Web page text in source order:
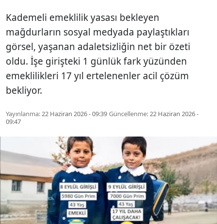
Kademeli emeklilik yasası bekleyen
mağdurların sosyal medyada paylaştıkları
görsel, yaşanan adaletsizliğin net bir özeti
oldu. İşe girişteki 1 günlük fark yüzünden
emeklilikleri 17 yıl ertelenenler acil çözüm
bekliyor.
Yayınlanma:22 Haziran 2026 - 09:39 Güncellenme:22 Haziran 2026 -
09:47